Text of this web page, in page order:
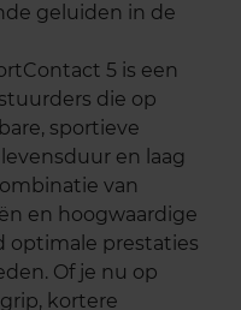
geluiden in de
5 is een
die op
sportieve
en laag
van
en hoogwaardige
optimale prestaties
Of je nu op
kortere